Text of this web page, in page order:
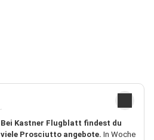
Bei Kastner Flugblatt findest du
viele Prosciutto angebote. In Woche